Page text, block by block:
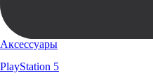
Аксессуары
PlayStation 5